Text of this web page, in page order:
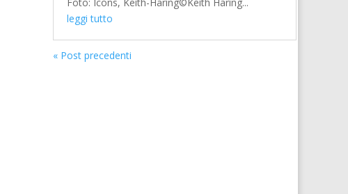
leggi tutto
« Post precedenti